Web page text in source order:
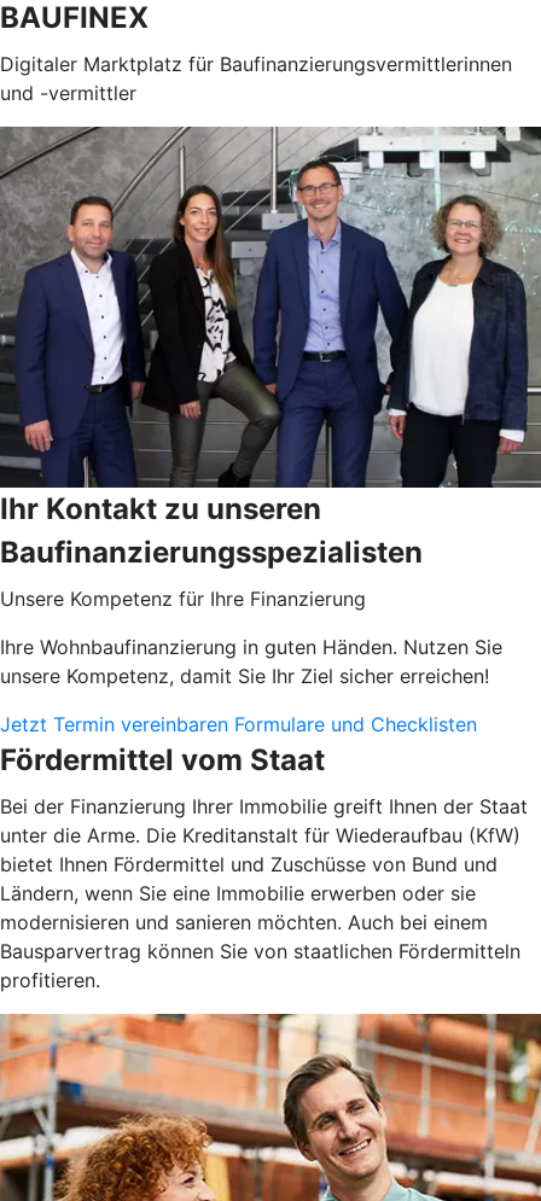
BAUFINEX
Digitaler Marktplatz für Baufinanzierungsvermittlerinnen
und -vermittler
Ihr Kontakt zu unseren
Baufinanzierungsspezialisten
Unsere Kompetenz für Ihre Finanzierung
Ihre Wohnbaufinanzierung in guten Händen. Nutzen Sie
unsere Kompetenz, damit Sie Ihr Ziel sicher erreichen!
Jetzt Termin vereinbaren Formulare und Checklisten
Fördermittel vom Staat
Bei der Finanzierung Ihrer Immobilie greift Ihnen der Staat
unter die Arme. Die Kreditanstalt für Wiederaufbau (KfW)
bietet Ihnen Fördermittel und Zuschüsse von Bund und
Ländern, wenn Sie eine Immobilie erwerben oder sie
modernisieren und sanieren möchten. Auch bei einem
Bausparvertrag können Sie von staatlichen Fördermitteln
profitieren.